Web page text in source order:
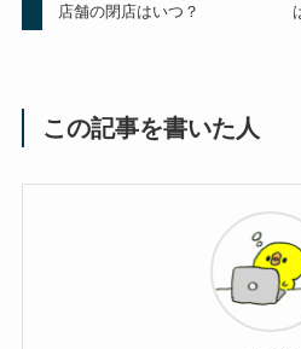
店舗の閉店はいつ？
この記事を書いた人